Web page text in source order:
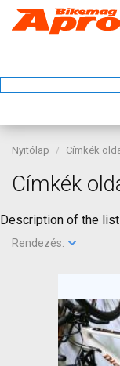
Nyitólap Címkék
Címkék
Description of the
Rendezés: